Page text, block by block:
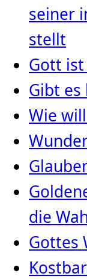
seiner
stellt
Gott
Gibt es
Wie
die
Gottes